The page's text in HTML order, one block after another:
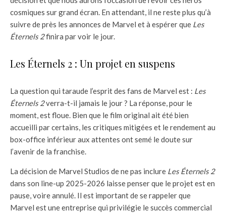
cosmiques sur grand écran. En attendant, il ne reste plus qu’à
suivre de près les annonces de Marvel et à espérer que Les
Éternels 2finira par voir le jour.
Les Éternels 2 : Un projet en suspens
La question qui taraude l’esprit des fans de Marvel est : Les
Éternels 2verra-t-il jamais le jour ? La réponse, pour le
moment, est floue. Bien que le film original ait été bien
accueilli par certains, les critiques mitigées et le rendement au
box-office inférieur aux attentes ont semé le doute sur
l’avenir de la franchise.
La décision de Marvel Studios de ne pas inclure Les Éternels 2
dans son line-up 2025-2026 laisse penser que le projet est en
pause, voire annulé. Il est important de se rappeler que
Marvel est une entreprise qui privilégie le succès commercial